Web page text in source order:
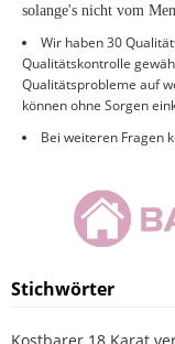
solange's nicht vom
Wir haben 30
Qualitätskontrolle
Qualitätsprobleme auf
können ohne Sorgen
Bei weiteren Fragen
Stichwörter